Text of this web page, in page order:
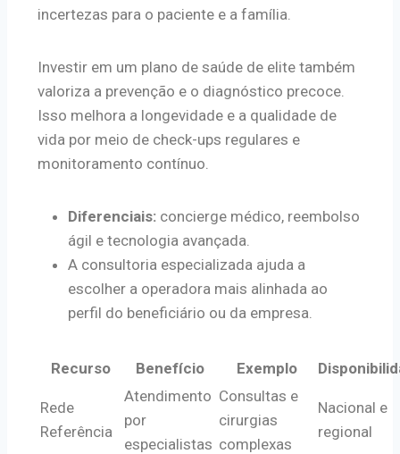
incertezas para o paciente e a família.
Investir em um plano de saúde de elite também
valoriza a prevenção e o diagnóstico precoce.
Isso melhora a longevidade e a qualidade de
vida por meio de check-ups regulares e
monitoramento contínuo.
Diferenciais: concierge médico, reembolso
ágil e tecnologia avançada.
A consultoria especializada ajuda a
escolher a operadora mais alinhada ao
perfil do beneficiário ou da empresa.
Recurso Benefício Exemplo
Rede
Referência
Atendimento
por
especialistas
Consultas e
cirurgias
complexas
Nacional e
regional